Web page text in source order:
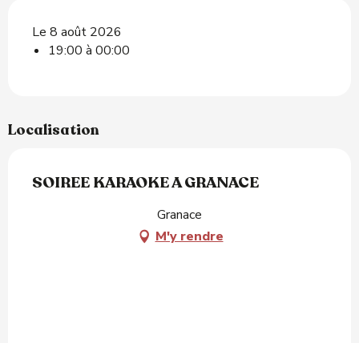
Le 8 août 2026
19:00 à 00:00
Localisation
SOIREE KARAOKE A GRANACE
Granace
M'y rendre